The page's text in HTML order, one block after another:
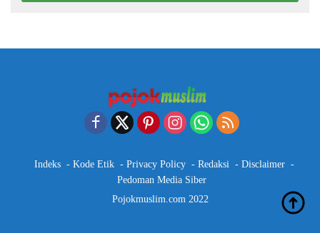
Indeks Kode Etik Privacy Policy Redaksi
Disclaimer
Pedoman Media Siber
Pojokmuslim.com 2022